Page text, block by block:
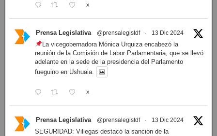
X
Prensa Legislativa @prensalegistdf · 13 Dic 2024
La vicegobernadora Mónica Urquiza encabezó la
reunión de la Comisión de Labor Parlamentaria, que se llevó
adelante en la sede de la presidencia del Parlamento
fueguino en Ushuaia.
X
Prensa Legislativa @prensalegistdf · 13 Dic 2024
SEGURIDAD: Villegas destacó la sanción de la